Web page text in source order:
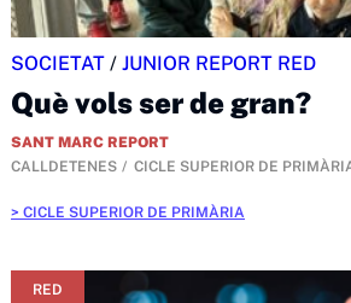
SOCIETAT / JUNIOR REPORT RED
Què vols ser de gran?
SANT MARC REPORT
CALLDETENES
CICLE SUPERIOR DE
CICLE SUPERIOR DE PRIMÀRIA
RED